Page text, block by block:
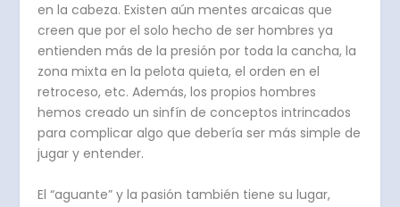
en la cabeza. Existen aún mentes arcaicas que
creen que por el solo hecho de ser hombres ya
entienden más de la presión por toda la cancha, la
zona mixta en la pelota quieta, el orden en el
retroceso, etc. Además, los propios hombres
hemos creado un sinfín de conceptos intrincados
para complicar algo que debería ser más simple de
jugar y entender.
El “aguante” y la pasión también tiene su lugar,